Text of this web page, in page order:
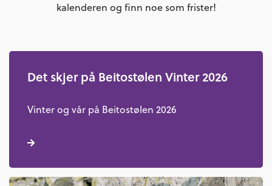
kalenderen og finn noe som frister!
Det skjer på Beitostølen Vinter 2026
Vinter og vår på Beitostølen 2026